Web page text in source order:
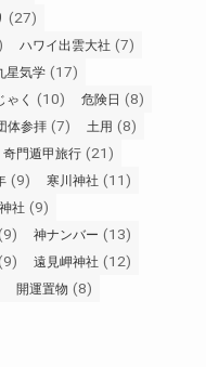
(27)
ハワイ出雲大社 (7)
星気学 (17)
ゃく (10) 危険日 (8)
体参拝 (7) 土用 (8)
奇門遁甲旅行 (21)
(9) 寒川神社 (11)
社 (9)
神ナンバー (13)
遠見岬神社 (12)
開運置物 (8)